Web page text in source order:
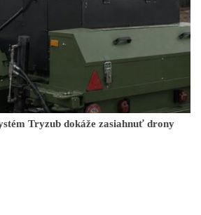
Tryzub dokáže zasiahnuť drony